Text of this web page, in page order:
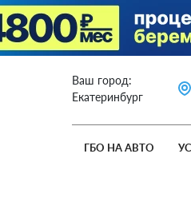
Ваш город:
Екатеринбург
ГБО НА АВТО